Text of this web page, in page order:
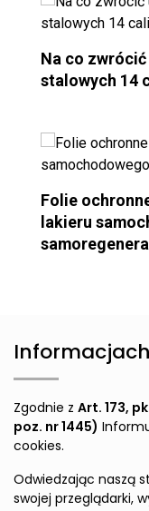
Na co
stalowych 14
Folie
lakieru
Zgodnie z Art. 173,
poz. nr 1445)
cookies.
Odwiedzając naszą
swojej przeglądarki,